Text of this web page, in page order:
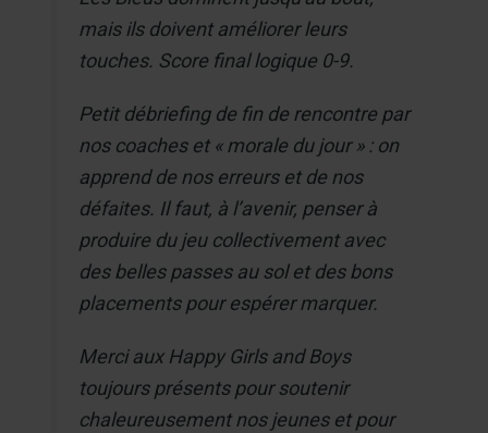
mais ils doivent améliorer leurs
touches. Score final logique 0-9.
Petit débriefing de fin de rencontre par
nos coaches et « morale du jour » : on
apprend de nos erreurs et de nos
défaites. Il faut, à l’avenir, penser à
produire du jeu collectivement avec
des belles passes au sol et des bons
placements pour espérer marquer.
Merci aux Happy Girls and Boys
toujours présents pour soutenir
chaleureusement nos jeunes et pour